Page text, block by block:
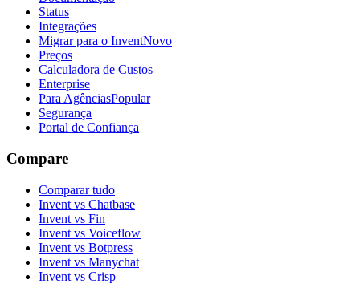
Status
Integrações
Migrar para o InventNovo
Preços
Calculadora de Custos
Enterprise
Para AgênciasPopular
Segurança
Portal de Confiança
Compare
Comparar tudo
Invent vs Chatbase
Invent vs Fin
Invent vs Voiceflow
Invent vs Botpress
Invent vs Manychat
Invent vs Crisp